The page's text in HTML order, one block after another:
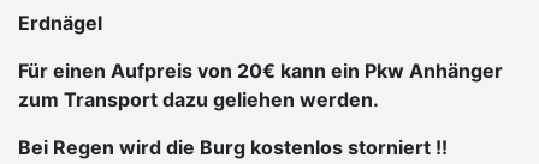
Erdnägel
Für einen Aufpreis von 20€ kann ein Pkw Anhänger
zum Transport dazu geliehen werden.
Bei Regen wird die Burg kostenlos storniert !!